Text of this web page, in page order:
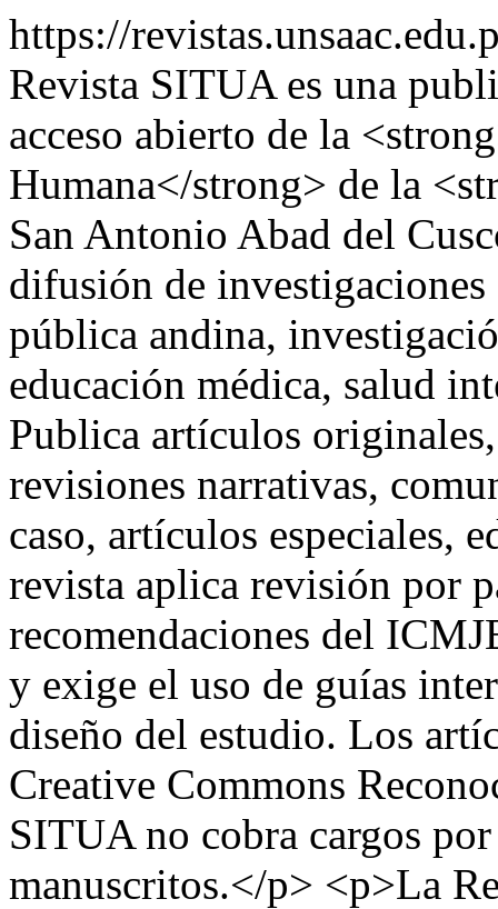
https://
Revista SITUA es una
acceso abierto de la
Humana</strong> de la
San Antonio Abad del
difusión de
pública andina,
educación médica, salud
Publica artículos
revisiones narrativas,
caso, artículos especiales,
revista aplica revisión por
recomendaciones del
y exige el uso de guías
diseño del estudio. Los
Creative Commons
SITUA no cobra cargos
manuscritos.</p> <p>La